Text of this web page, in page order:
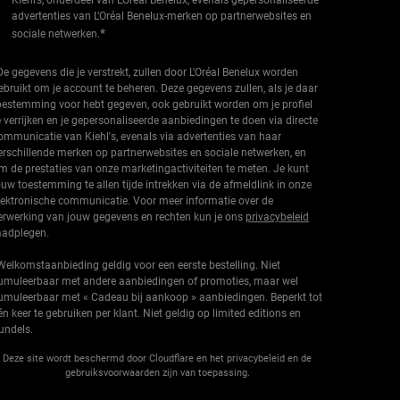
advertenties van L’Oréal Benelux-merken op partnerwebsites en
sociale netwerken.*
gegevens die je verstrekt, zullen door L'Oréal Benelux worden
om je account te beheren. Deze gegevens zullen, als je daar
voor hebt gegeven, ook gebruikt worden om je profiel
verrijken en je gepersonaliseerde aanbiedingen te doen via directe
van Kiehl's, evenals via advertenties van haar
merken op partnerwebsites en sociale netwerken, en
de prestaties van onze marketingactiviteiten te meten. Je kunt
toestemming te allen tijde intrekken via de afmeldlink in onze
communicatie. Voor meer informatie over de
van jouw gegevens en rechten kun je ons privacybeleid
geldig voor een eerste bestelling. Niet
met andere aanbiedingen of promoties, maar wel
met « Cadeau bij aankoop » aanbiedingen. Beperkt tot
keer te gebruiken per klant. Niet geldig op limited editions en
Deze site wordt beschermd door Cloudflare en het privacybeleid en de
gebruiksvoorwaarden zijn van toepassing.